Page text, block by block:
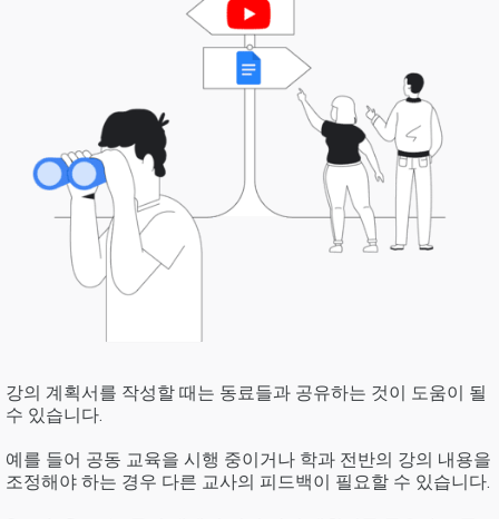
강의 계획서를 작성할 때는 동료들과 공유하는 것이 도움이 될
수 있습니다.
예를 들어 공동 교육을 시행 중이거나 학과 전반의 강의 내용을
조정해야 하는 경우 다른 교사의 피드백이 필요할 수 있습니다.